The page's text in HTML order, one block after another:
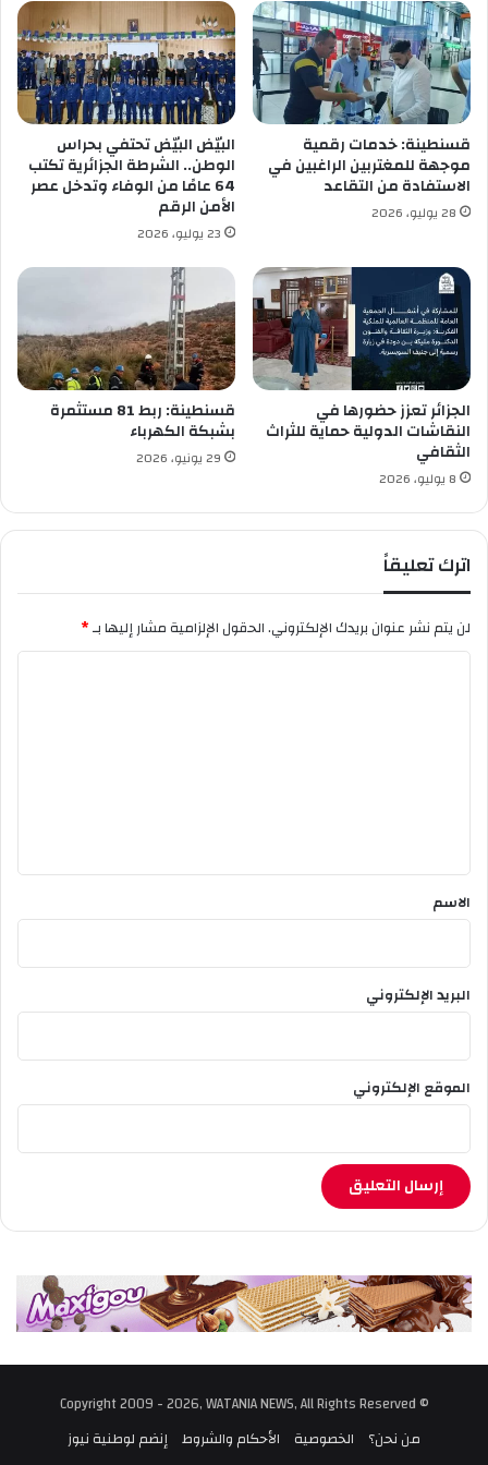
ع
ي
ة
ب
س
ي
د
ي
ب
ل
ب
س
ط
ا
ن
ا
ب
ر
ا
ه
ي
م
ف
ش
و
س
ط
ب
ك
ا
ج
م
ه
ي
قسنطينة: خدمات رقمية
موجهة للمغتربين الراغبين في
الاستفادة من التقاعد
28 يوليو، 2026
البيّض البيّض تحتفي بحراس
الوطن.. الشرطة الجزائرية تكتب
64 عامًا من الوفاء وتدخل عصر
الأمن الرقم
23 يوليو، 2026
الجزائر تعزز حضورها في
النقاشات الدولية حماية للثراث
الثقافي
8 يوليو، 2026
قسنطينة: ربط 81 مستثمرة
بشبكة الكهرباء
29 يونيو، 2026
اترك تعليقاً
لن يتم نشر عنوان بريدك الإلكتروني.الحقول الإلزامية مشار إليها بـ*
*
الاسم
البريد الإلكتروني
الموقع الإلكتروني
© Copyright 2009 - 2026, WATANIA NEWS, All Rights Reserved
من نحن؟
الخصوصية الأحكام والشروط إنضم لوطنية نيوز